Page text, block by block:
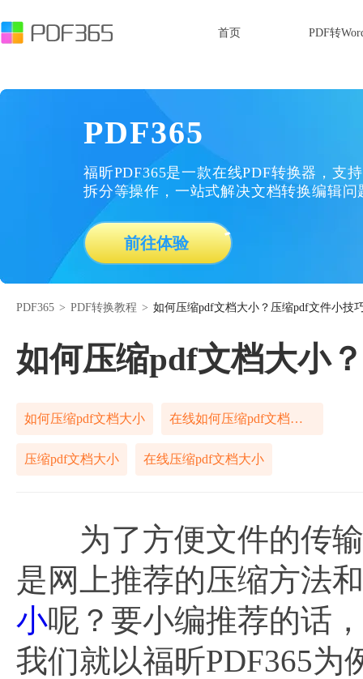
首页 PDF转
PDF365
福昕PDF365是一款在线PDF转换器，支
拆分等操作，一站式解决文档转换编辑问
前往体验
PDF365 > PDF转换教程 > 如何压缩pdf文档大小？压缩pdf文件小技
如何压缩pdf文档大小
如何压缩pdf文档大小 在线如何压缩pdf文档大小
压缩pdf文档大小 在线压缩pdf文档大小
为了方便文件的传输
是网上推荐的压缩方法
小呢？要小编推荐的话
我们就以福昕PDF365